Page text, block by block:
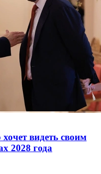
видеть своим
2028 года